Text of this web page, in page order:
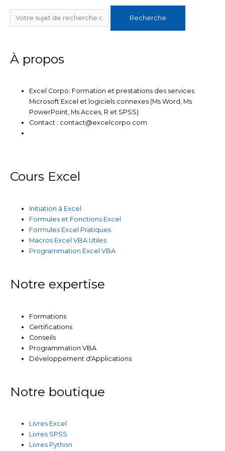
d
i
e
r
o
o
b
e
a
g
r
Rechercher
Recherche
À propos
Excel Corpo: Formation et prestations des services
Microsoft Excel et logiciels connexes (Ms Word, Ms
PowerPoint, Ms Acces, R et SPSS)
Contact : contact@excelcorpo.com
Cours Excel
Initiation à Excel
Formules et Fonctions Excel
Formules Excel Pratiques
Macros Excel VBA Utiles
Programmation Excel VBA
Notre expertise
Formations
Certifications
Conseils
Programmation VBA
Développement d'Applications
Notre boutique
Livres Excel
Livres SPSS
Livres Python